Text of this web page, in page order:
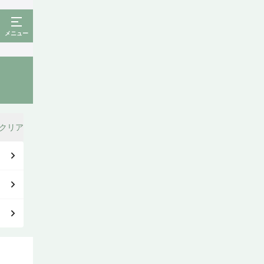
メニュー
リア